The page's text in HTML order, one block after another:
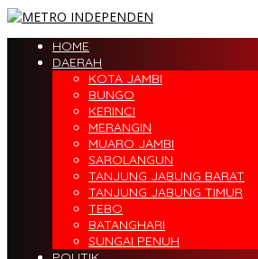
HOME
DAERAH
KOTA JAMBI
BUNGO
KERINCI
MERANGIN
MUARO JAMBI
SAROLANGUN
TANJUNG JABUNG BARAT
TANJUNG JABUNG TIMUR
TEBO
BATANGHARI
SUNGAI PENUH